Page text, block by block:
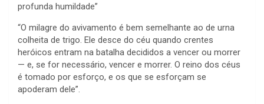
profunda humildade”
“O milagre do avivamento é bem semelhante ao de urna
colheita de trigo. Ele desce do céu quando crentes
heróicos entram na batalha decididos a vencer ou morrer
— e, se for necessário, vencer e morrer. O reino dos céus
é tomado por esforço, e os que se esforçam se
apoderam dele”.